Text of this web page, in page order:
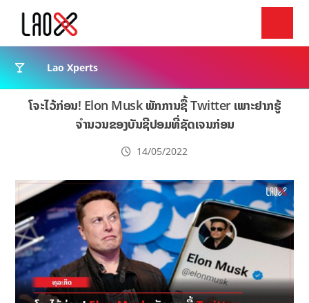
Lao Xperts
ໂຈະໄວ້ກ່ອນ! Elon Musk ພັກການຊື້ Twitter ເພາະຢາກຮູ້
ຈຳນວນຂອງບັນຊີປອມທີ່ຊັດເຈນກ່ອນ
14/05/2022